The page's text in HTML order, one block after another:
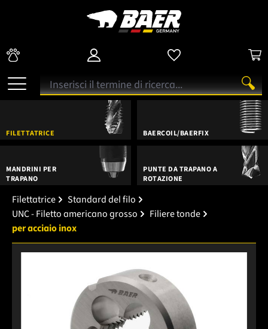
FILETTATRICE BAERCOIL/BAERFIX
MANDRINI PER
TRAPANO
PUNTE DA TRAPANO A
ROTAZIONE
Filettatrice
Standard del filo
UNC - Filetto americano grosso
Filiere tonde
per acciaio inox